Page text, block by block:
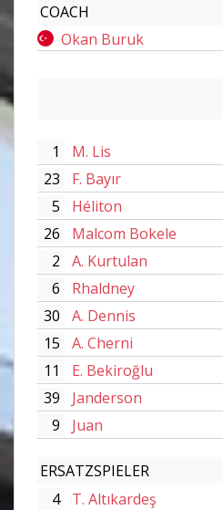
COACH
Okan Buruk
1 M. Lis
23 F. Bayır
5 Héliton
26 Malcom Bokele
2 A. Kurtulan
6 Rhaldney
30 A. Dennis
15 A. Cherni
11 E. Bekiroğlu
39 Janderson
9 Juan
ERSATZSPIELER
4
T. Altıkardeş